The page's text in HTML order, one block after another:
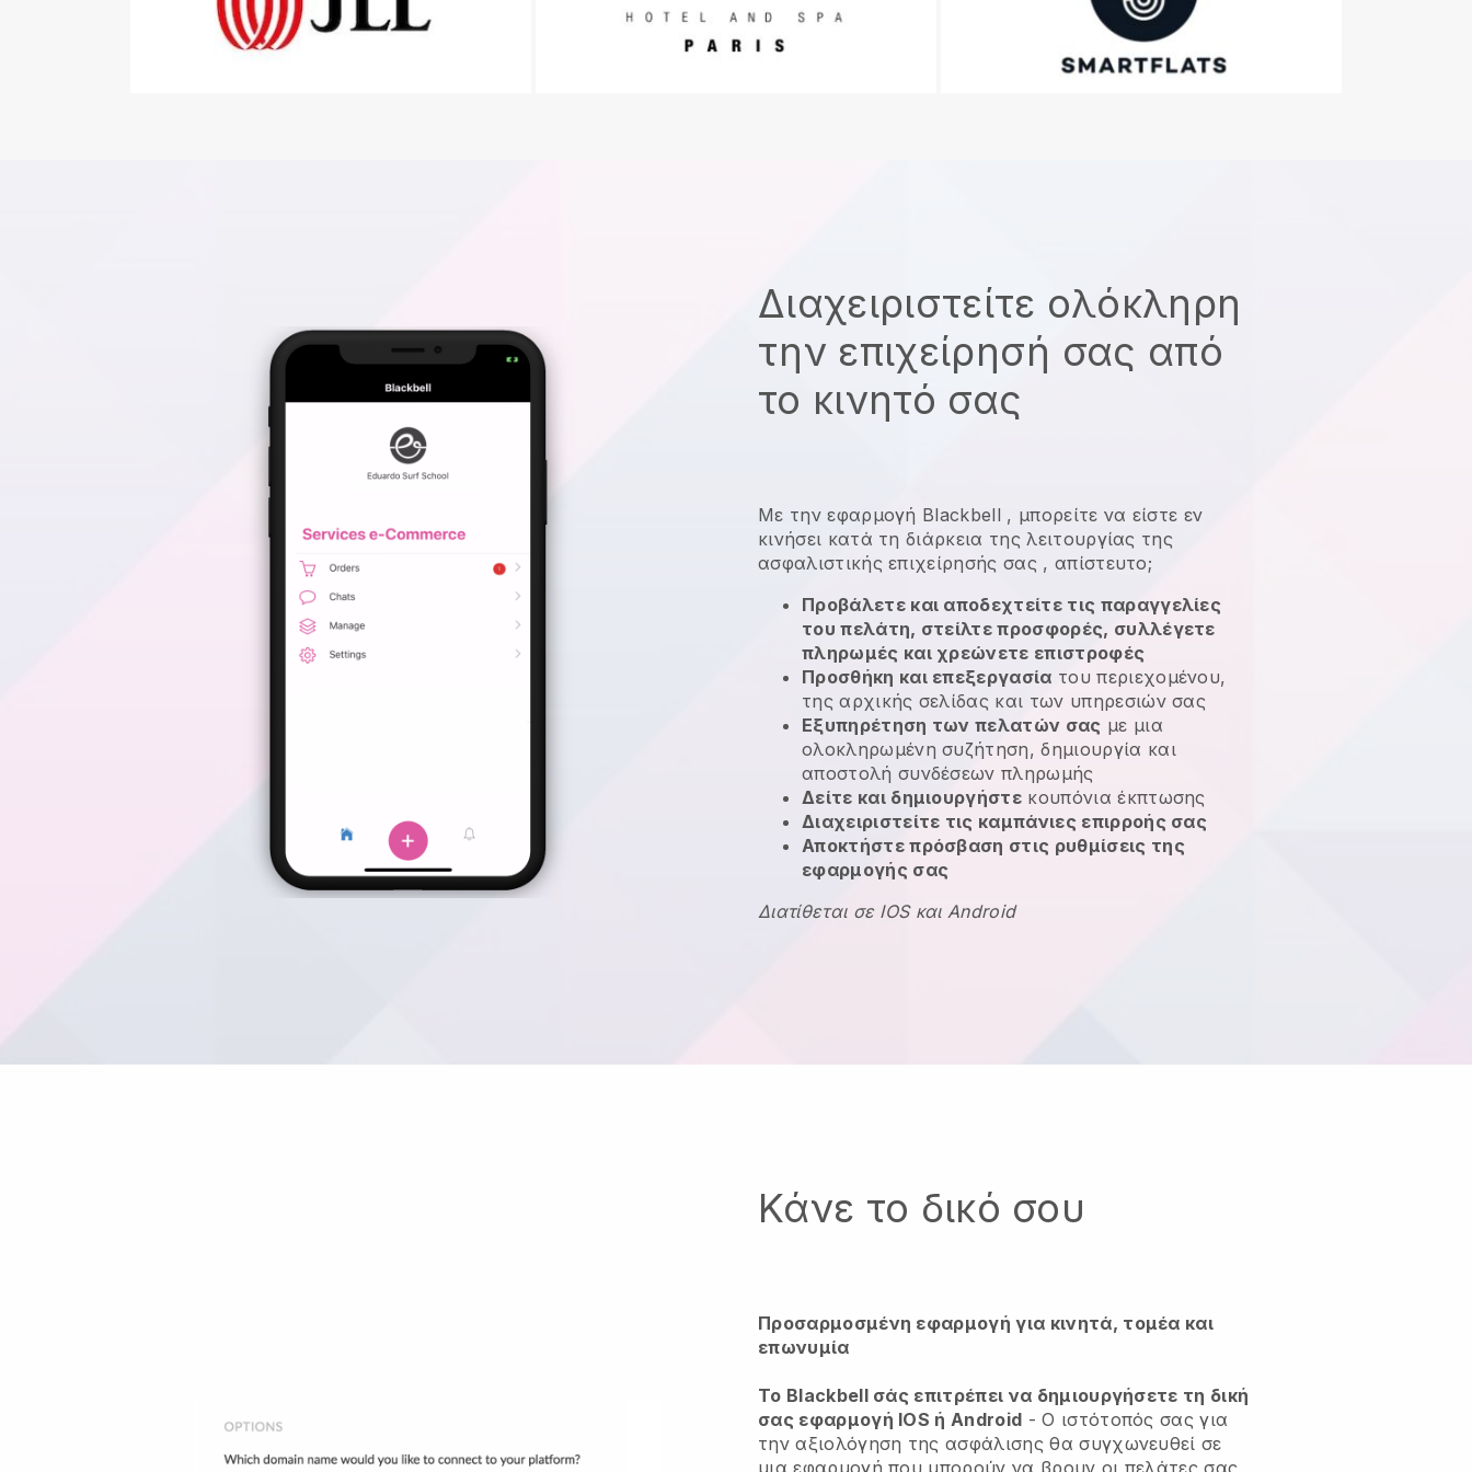
Διαχειριστείτε ολόκληρη
την επιχείρησή σας από
το κινητό σας
Με την εφαρμογή Blackbell , μπορείτε να είστε εν
κινήσει κατά τη διάρκεια της λειτουργίας της
ασφαλιστικής επιχείρησής σας , απίστευτο;
Προβάλετε και αποδεχτείτε τις παραγγελίες
του πελάτη, στείλτε προσφορές, συλλέγετε
πληρωμές και χρεώνετε επιστροφές
Προσθήκη και επεξεργασία του περιεχομένου,
της αρχικής σελίδας και των υπηρεσιών σας
Εξυπηρέτηση των πελατών σας με μια
ολοκληρωμένη συζήτηση, δημιουργία και
αποστολή συνδέσεων πληρωμής
Δείτε και δημιουργήστε κουπόνια έκπτωσης
Διαχειριστείτε τις καμπάνιες επιρροής σας
Αποκτήστε πρόσβαση στις ρυθμίσεις της
εφαρμογής σας
Διατίθεται σε IOS και Android
Κάνε το δικό σου
Προσαρμοσμένη εφαρμογή για κινητά, τομέα και
επωνυμία
Το Blackbell σάς επιτρέπει να δημιουργήσετε τη δική
σας εφαρμογή IOS ή Android -Ο ιστότοπός σας για
την αξιολόγηση της ασφάλισης θα συγχωνευθεί σε
μια εφαρμογή που μπορούν να βρουν οι πελάτες σας